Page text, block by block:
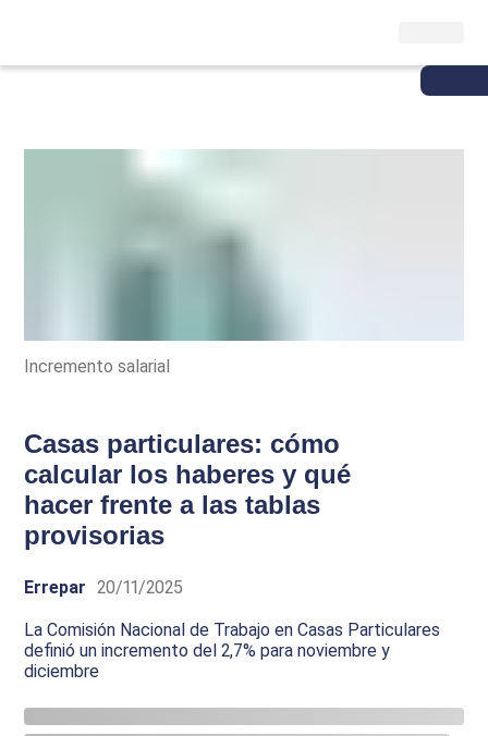
Incremento salarial
Casas particulares: cómo
calcular los haberes y qué
hacer frente a las tablas
provisorias
Errepar 20/11/2025
La Comisión Nacional de Trabajo en Casas Particulares
definió un incremento del 2,7% para noviembre y
diciembre